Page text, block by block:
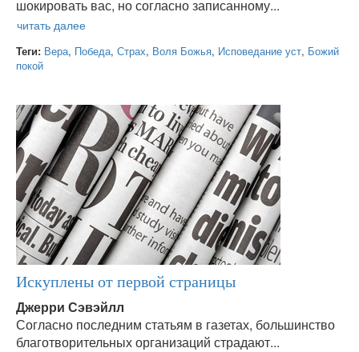
шокировать вас, но согласно записанному...
Теги: Вера, Победа, Страх, Воля Божья, Исповедание уст, Божий
покой
Искуплены от первой страницы
Джерри Сэвэйлл
Согласно последним статьям в газетах, большинство
благотворительных организаций страдают...